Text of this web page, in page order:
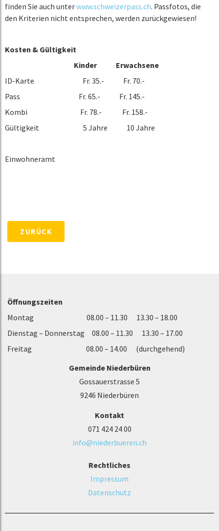
finden Sie auch unterwww.schweizerpass.ch. Passfotos, die
den Kriterien nicht entsprechen, werden zurückgewiesen!
Kosten & Gültigkeit
Kinder Erwachsene
ID-Karte Fr. 35.- Fr. 70.-
Pass Fr. 65.- Fr. 145.-
Kombi Fr. 78.- Fr. 158.-
Gültigkeit 5 Jahre 10 Jahre
Einwohneramt
ZURÜCK
Öffnungszeiten
Montag 08.00 – 11.30 13.30 – 18.00
Dienstag – Donnerstag 08.00 – 11.30 13.30 – 17.00
Freitag 08.00 – 14.00 (durchgehend)
Gemeinde Niederbüren
Gossauerstrasse 5
9246 Niederbüren
Kontakt
071 424 24 00
info@niederbueren.ch
Rechtliches
Impressum
Datenschutz